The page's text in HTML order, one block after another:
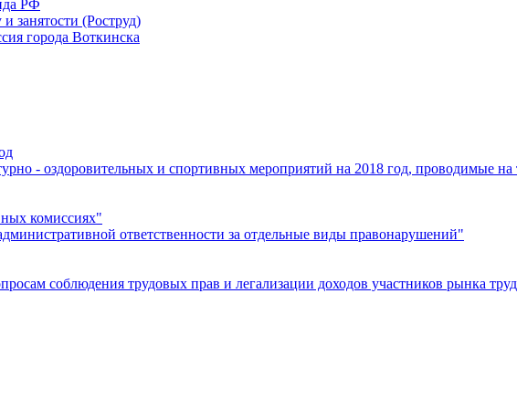
РФ
занятости (Роструд)
города Воткинска
- оздоровительных и спортивных мероприятий на 2018 год, проводимые
комиссиях"
ответственности за отдельные виды правонарушений"
соблюдения трудовых прав и легализации доходов участников рынка